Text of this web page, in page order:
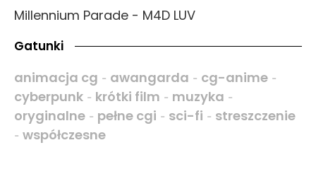
Millennium Parade - M4D LUV
Gatunki
animacja cg - awangarda - cg-anime -
cyberpunk - krótki film - muzyka -
oryginalne - pełne cgi - sci-fi - streszczenie
- współczesne